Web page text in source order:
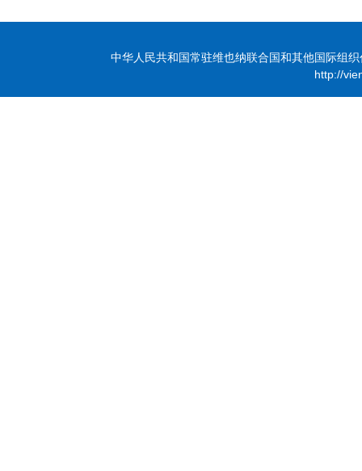
中华人民共和国常驻维也纳联合国和其他国际组
http://